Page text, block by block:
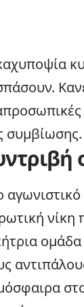
συμβίωσης.
νίκη